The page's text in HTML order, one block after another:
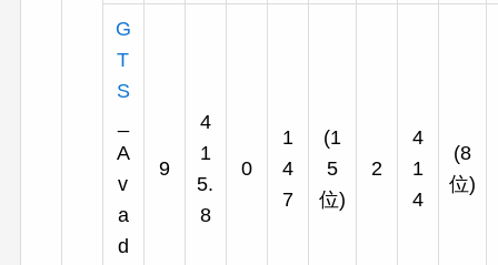
G
T
S
A
v
a
d
9
4
1
5.
8
0
1
4
7
(1
5
位)
2
4
1
4
(8
位)